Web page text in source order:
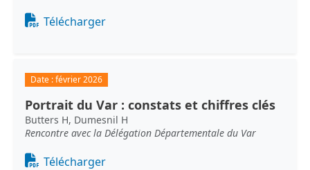
Document
Télécharger
Date :février 2026
Portrait du Var : constats et chiffres clés
Butters H, Dumesnil H
Rencontre avec la Délégation Départementale du Var
Document
Télécharger